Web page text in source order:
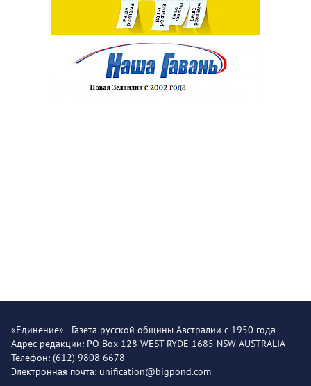
«Единение» - Газета русской общины Австралии с 1950 года
Адрес редакции: PO Box 128 WEST RYDE 1685 NSW AUSTRALIA
Телефон: (612) 9808 6678
Электронная почта: unification@bigpond.com